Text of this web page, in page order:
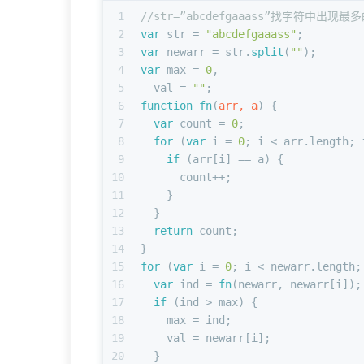
1
2
3
4
5
6
7
8
9
10
11
12
13
14
15
16
17
18
19
20
//str=”abcdefgaaass”找字符中出现最多
var str = "abcdefgaaass" ;
var newarr = str. split ( "" );
var max = 0,
  val =
"" ;
function fn(arr, a) {
var count = 0;
for (var i = 0; i < arr. length ;
if (arr[i] == a) {
      count++;
    }
  }
return count;
}
for (var i = 0; i < newarr. length
var ind = fn(newarr, newarr[i]);
if (ind > max) {
    max = ind;
    val = newarr[i];
  }